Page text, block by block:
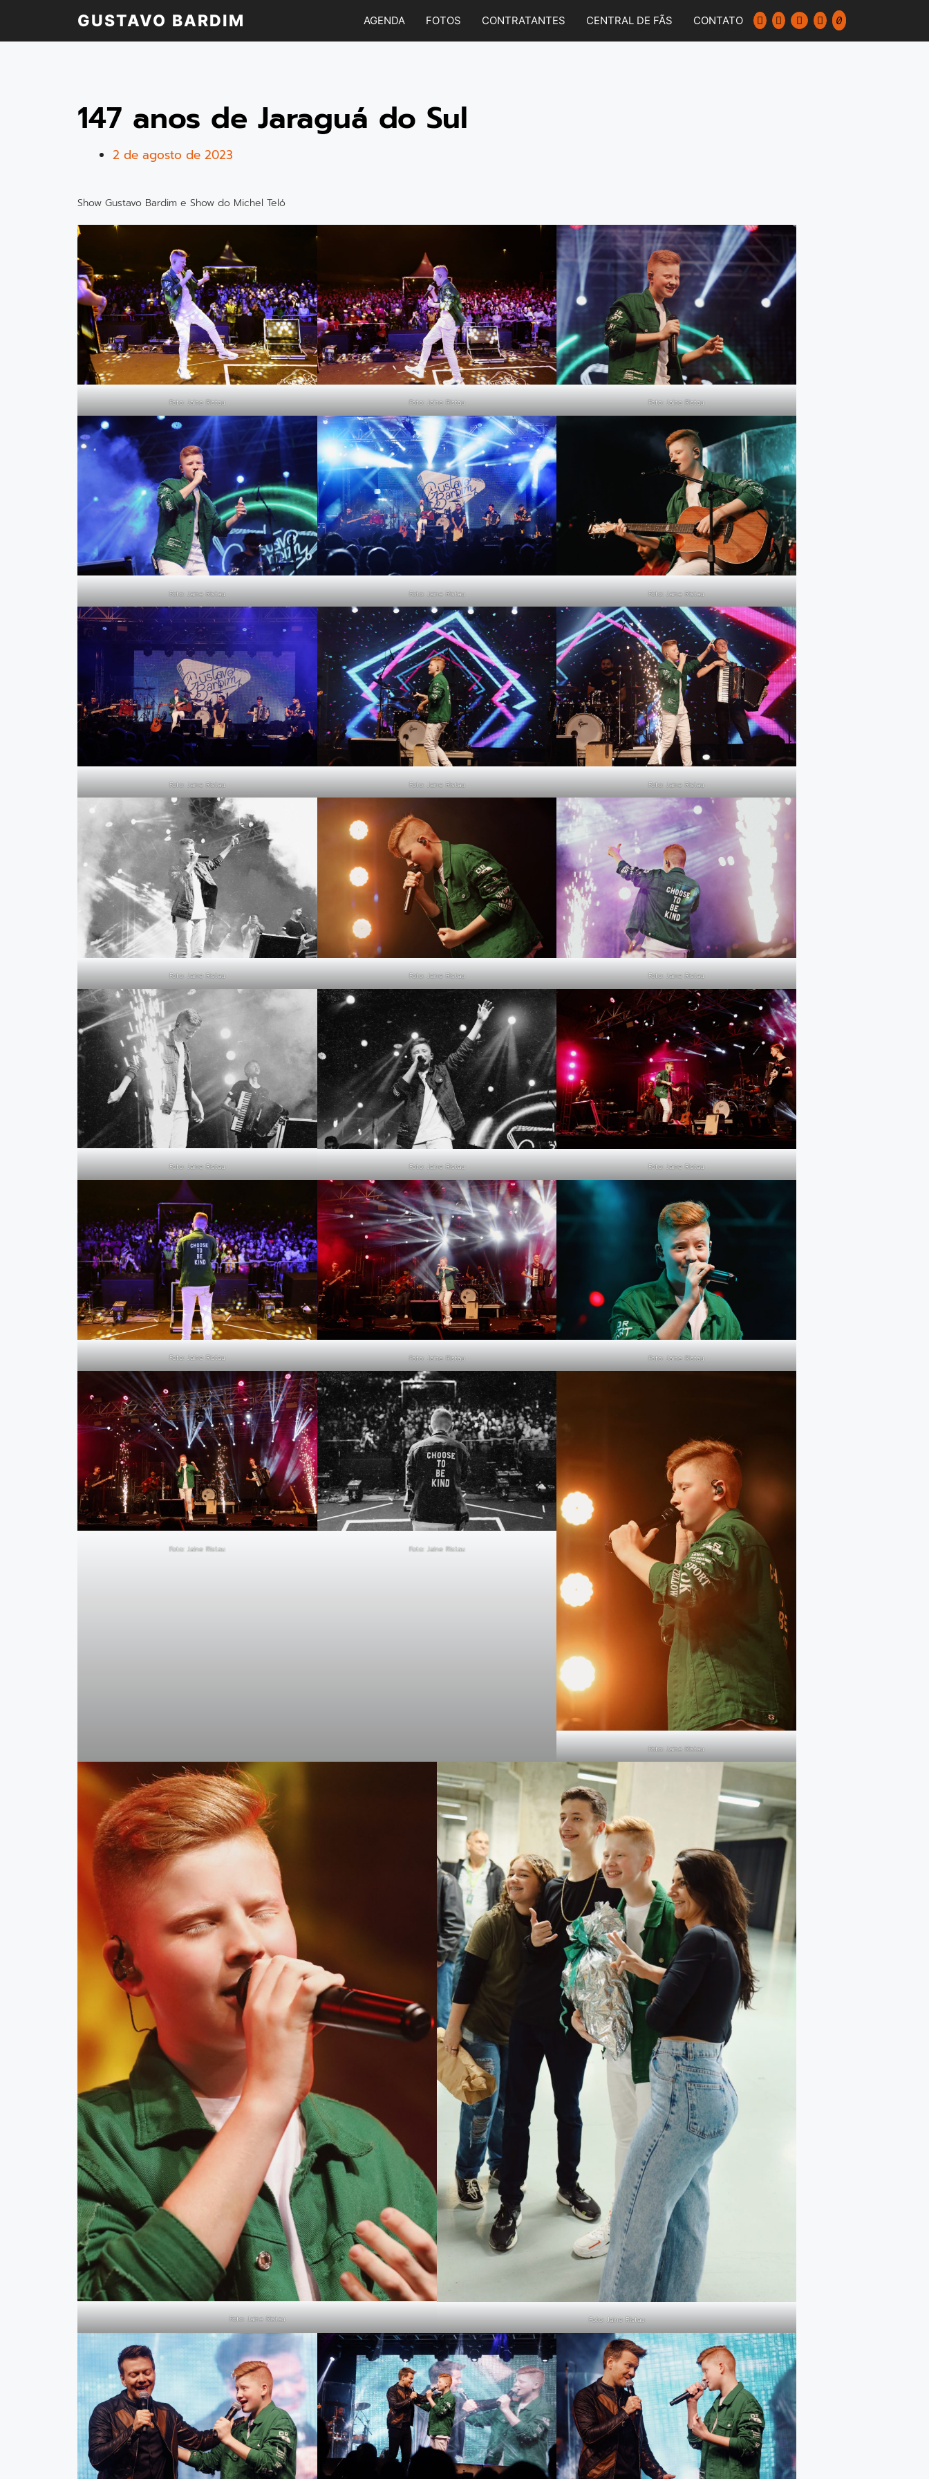
GUSTAVO BARDIM AGENDA FOTOS CONTRATANTES CENTRAL DE FÃS CONTATO
147 anos de Jaraguá do Sul
2 de agosto de 2023
Show Gustavo Bardim e Show do Michel Teló
Foto: Jaine Ristau Foto: Jaine Ristau Foto: Jaine Ristau
Foto: Jaine Ristau Foto: Jaine Ristau Foto: Jaine Ristau
Foto: Jaine Ristau Foto: Jaine Ristau Foto: Jaine Ristau
Foto: Jaine Ristau Foto: Jaine Ristau Foto: Jaine Ristau
Foto: Jaine Ristau Foto: Jaine Ristau Foto: Jaine Ristau
Foto: Jaine Ristau Foto: Jaine Ristau Foto: Jaine Ristau
Foto: Jaine Ristau Foto: Jaine Ristau
Foto: Jaine Ristau
Foto: Jaine Ristau Foto: Jaine Ristau